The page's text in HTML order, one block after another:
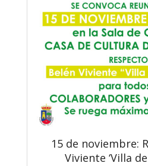
15 de noviembre:
Viviente ‘Villa